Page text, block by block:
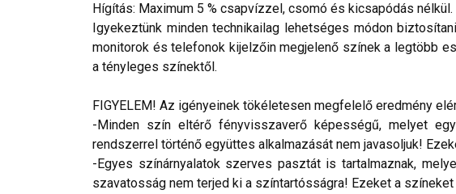
Hígítás: Maximum 5 % csapvízzel, csomó és kicsapódás nélkül.
Igyekeztünk minden technikailag lehetséges módon
monitorok és telefonok kijelzőin megjelenő színek a legtöbb
a tényleges színektől.
FIGYELEM! Az igényeinek tökéletesen megfelelő eredmény
-Minden szín eltérő fényvisszaverő képességű, melyet
rendszerrel történő együttes alkalmazását nem javasoljuk!
-Egyes színárnyalatok szerves pasztát is tartalmaznak,
szavatosság nem terjed ki a színtartósságra! Ezeket a színeket